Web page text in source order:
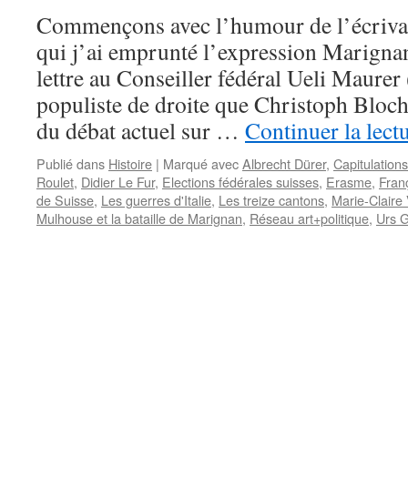
Commençons avec l’humour de
qui j’ai emprunté l’expression
lettre au Conseiller fédéral Ueli
populiste de droite que Christoph
du débat actuel sur … Continuer la
Publié dans Histoire | Marqué avecAlbrecht Dürer, Capitulations
Roulet, Didier Le Fur, Elections fédérales suisses, Erasme,
de Suisse, Les guerres d'Italie, Les treize cantons, Marie-Claire
Mulhouse et la bataille de Marignan, Réseau art+politique, Urs